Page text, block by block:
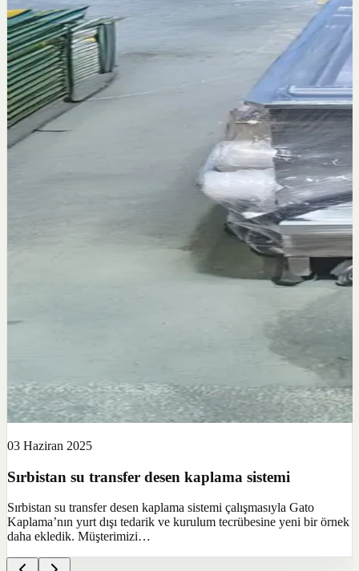
03 Haziran 2025
Sırbistan su transfer desen kaplama sistemi
Sırbistan su transfer desen kaplama sistemi çalışmasıyla Gato
Kaplama’nın yurt dışı tedarik ve kurulum tecrübesine yeni bir örnek
daha ekledik. Müşterimizi…